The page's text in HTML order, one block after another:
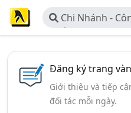
Chi Nhánh -
Xuất Thương Mại
Đăng ký trang
Giới thiệu và tiếp
đối tác mỗi ngày.